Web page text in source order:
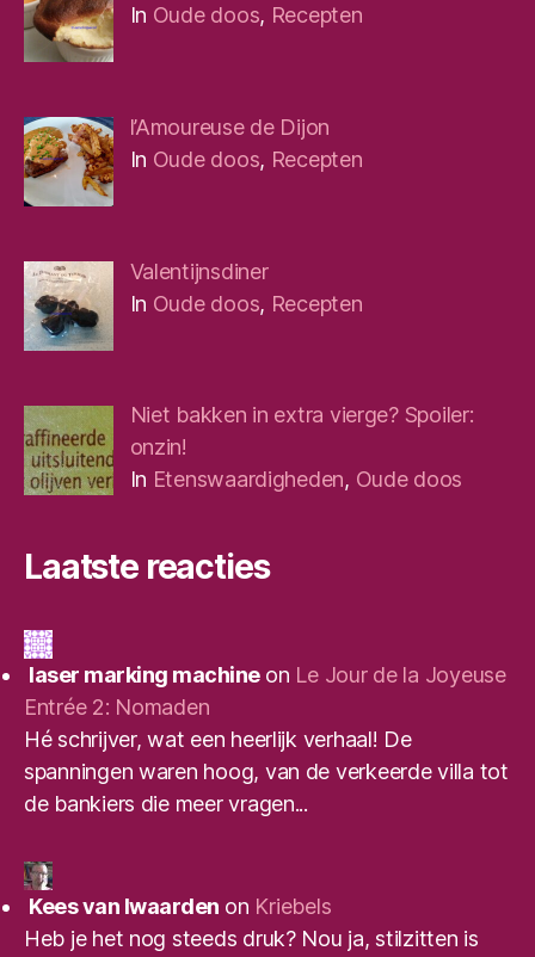
In Oude doos, Recepten
l’Amoureuse de Dijon
In Oude doos, Recepten
Valentijnsdiner
In Oude doos, Recepten
Niet bakken in extra vierge? Spoiler:
onzin!
In Etenswaardigheden, Oude doos
Laatste reacties
laser marking machineon Le Jour de la Joyeuse
Entrée 2: Nomaden
Hé schrijver, wat een heerlijk verhaal! De
spanningen waren hoog, van de verkeerde villa tot
de bankiers die meer vragen...
Kees van Iwaarden on Kriebels
Heb je het nog steeds druk? Nou ja, stilzitten is